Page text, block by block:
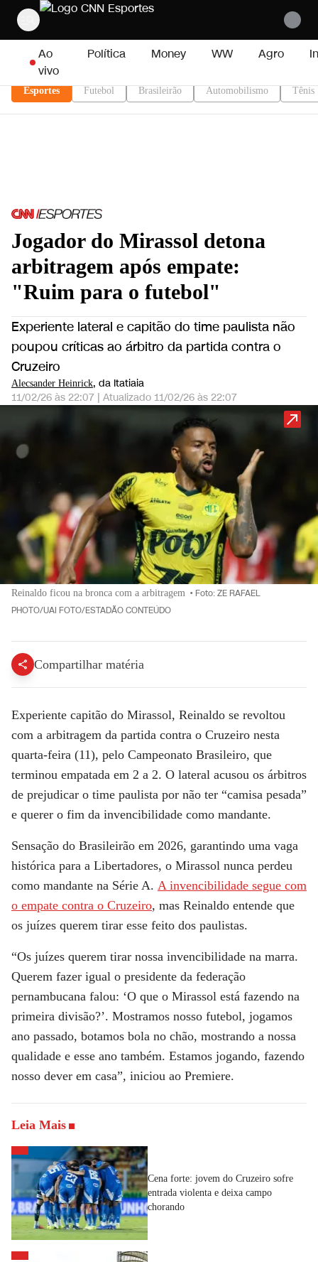
Pular para o conteúdo
Ao
vivo
Política Money WW Agro
Esportes Futebol Brasileirão Automobilismo Tênis
Jogador do Mirassol detona
arbitragem após empate:
"Ruim para o futebol"
Experiente lateral e capitão do time paulista não
poupou críticas ao árbitro da partida contra o
Cruzeiro
Alecsander Heinrick, da Itatiaia
11/02/26 às 22:07 | Atualizado 11/02/26 às 22:07
Reinaldo ficou na bronca com a arbitragem • Foto: ZE RAFAEL
PHOTO/UAI FOTO/ESTADÃO CONTEÚDO
Compartilhar matéria
Experiente capitão do Mirassol, Reinaldo se revoltou
com a arbitragem da partida contra o Cruzeiro nesta
quarta-feira (11), pelo Campeonato Brasileiro, que
terminou empatada em 2 a 2. O lateral acusou os árbitros
de prejudicar o time paulista por não ter “camisa pesada”
e querer o fim da invencibilidade como mandante.
Sensação do Brasileirão em 2026, garantindo uma vaga
histórica para a Libertadores, o Mirassol nunca perdeu
como mandante na Série A. A invencibilidade segue com
o empate contra o Cruzeiro, mas Reinaldo entende que
os juízes querem tirar esse feito dos paulistas.
“Os juízes querem tirar nossa invencibilidade na marra.
Querem fazer igual o presidente da federação
pernambucana falou: ‘O que o Mirassol está fazendo na
primeira divisão?’. Mostramos nosso futebol, jogamos
ano passado, botamos bola no chão, mostrando a nossa
qualidade e esse ano também. Estamos jogando, fazendo
nosso dever em casa”, iniciou ao Premiere.
Leia Mais
Cena forte: jovem do Cruzeiro sofre
entrada violenta e deixa campo
chorando